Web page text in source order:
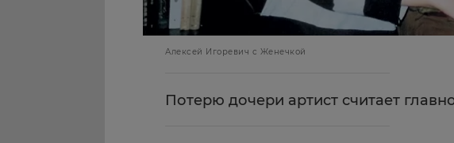
Алексей Игоревич с Женечкой
Потерю дочери артист считает